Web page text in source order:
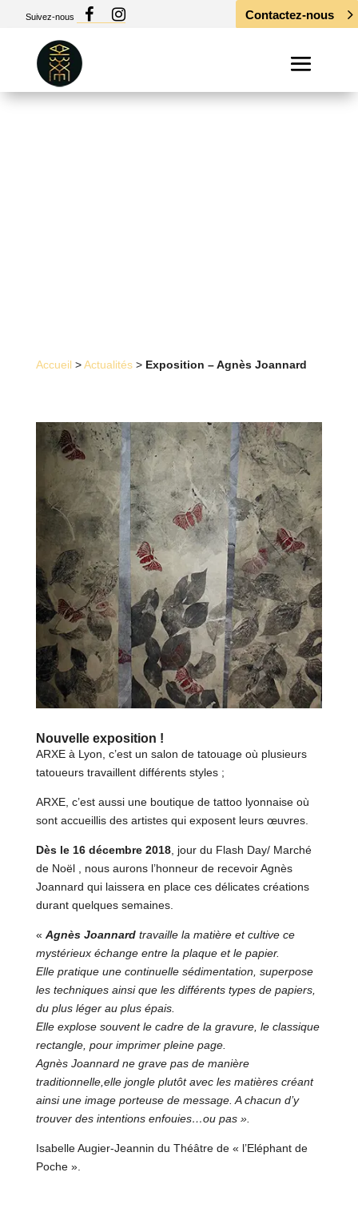
Suivez-nous Contactez-nous
Accueil >Actualités> Exposition – Agnès Joannard
Nouvelle exposition !
ARXE à Lyon, c’est un salon de tatouage où plusieurs
tatoueurs travaillent différents styles ;
ARXE, c’est aussi une boutique de tattoo lyonnaise où
sont accueillis des artistes qui exposent leurs œuvres.
Dès le 16 décembre 2018, jour du Flash Day/ Marché
de Noël , nous aurons l’honneur de recevoir Agnès
Joannard qui laissera en place ces délicates créations
durant quelques semaines.
« Agnès Joannardtravaille la matière et cultive ce
mystérieux échange entre la plaque et le papier.
Elle pratique une continuelle sédimentation, superpose
les techniques ainsi que les différents types de papiers,
du plus léger au plus épais.
Elle explose souvent le cadre de la gravure, le classique
rectangle, pour imprimer pleine page.
Agnès Joannard ne grave pas de manière
traditionnelle,elle jongle plutôt avec les matières créant
ainsi une image porteuse de message. A chacun d’y
trouver des intentions enfouies…ou pas ».
Isabelle Augier-Jeannin du Théâtre de « l’Eléphant de
Poche ».